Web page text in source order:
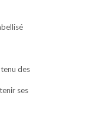
des
ses